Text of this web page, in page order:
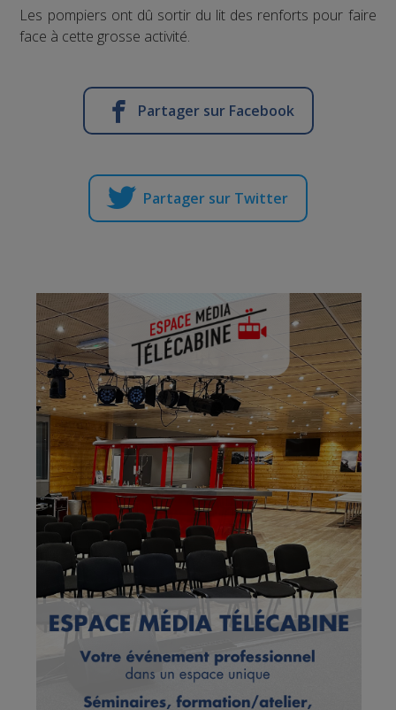
Les pompiers ont dû sortir du lit des renforts pour faire
face à cette grosse activité.
Partager sur Facebook
Partager sur Twitter